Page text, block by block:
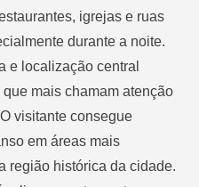
igrejas e ruas
durante a noite.
e localização central
mais chamam atenção
visitante consegue
em áreas mais
região histórica da cidade.